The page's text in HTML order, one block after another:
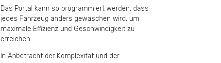
Das Portal kann so programmiert werden, dass
jedes Fahrzeug anders gewaschen wird, um
maximale Effizienz und Geschwindigkeit zu
erreichen.
In Anbetracht der Komplexität und der